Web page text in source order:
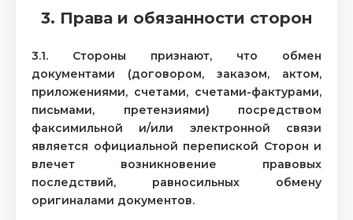
3. Права и обязанности сторон
3.1. Стороны признают, что обмен
документами (договором, заказом, актом,
приложениями, счетами, счетами-фактурами,
письмами, претензиями) посредством
факсимильной и/или электронной связи
является официальной перепиской Сторон и
влечет возникновение правовых
последствий, равносильных обмену
оригиналами документов.